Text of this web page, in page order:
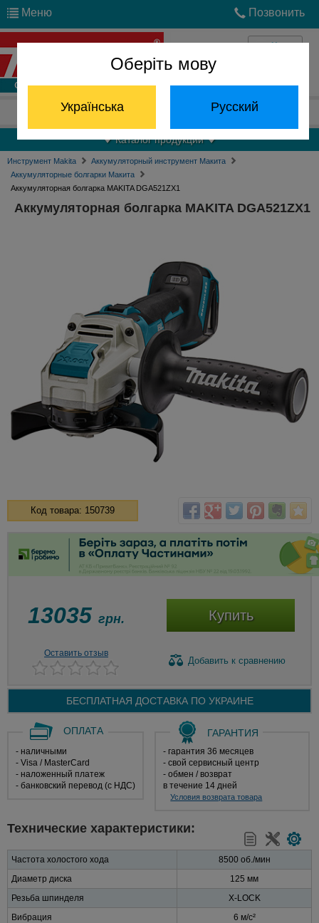
Оберіть мову
Українська Русский
Меню Позвонить
Войти
Отдел запчастей: (068) 824-24-24
Каталог продукции
Инструмент Makita
Аккумуляторный инструмент Макита
Аккумуляторные болгарки Макита
Аккумуляторная болгарка MAKITA DGA521ZX1
Аккумуляторная болгарка MAKITA DGA521ZX1
Код товара: 150739
13035 грн. Купить
Оставить отзыв
Добавить к сравнению
БЕСПЛАТНАЯ ДОСТАВКА ПО УКРАИНЕ
ОПЛАТА
- наличными
- Visa / MasterCard
- наложенный платеж
- банковский перевод (с НДС)
ГАРАНТИЯ
- гарантия 36 месяцев
- свой сервисный центр
- обмен / возврат
в течение 14 дней
Условия возврата товара
Технические характеристики:
Частота холостого хода
8500 об./мин
Диаметр диска
125 мм
Резьба шпинделя
X-LOCK
Вибрация
6 м/с²